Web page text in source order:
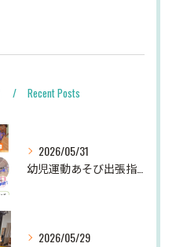
Recent Posts
2026/05/31
2026/05/29